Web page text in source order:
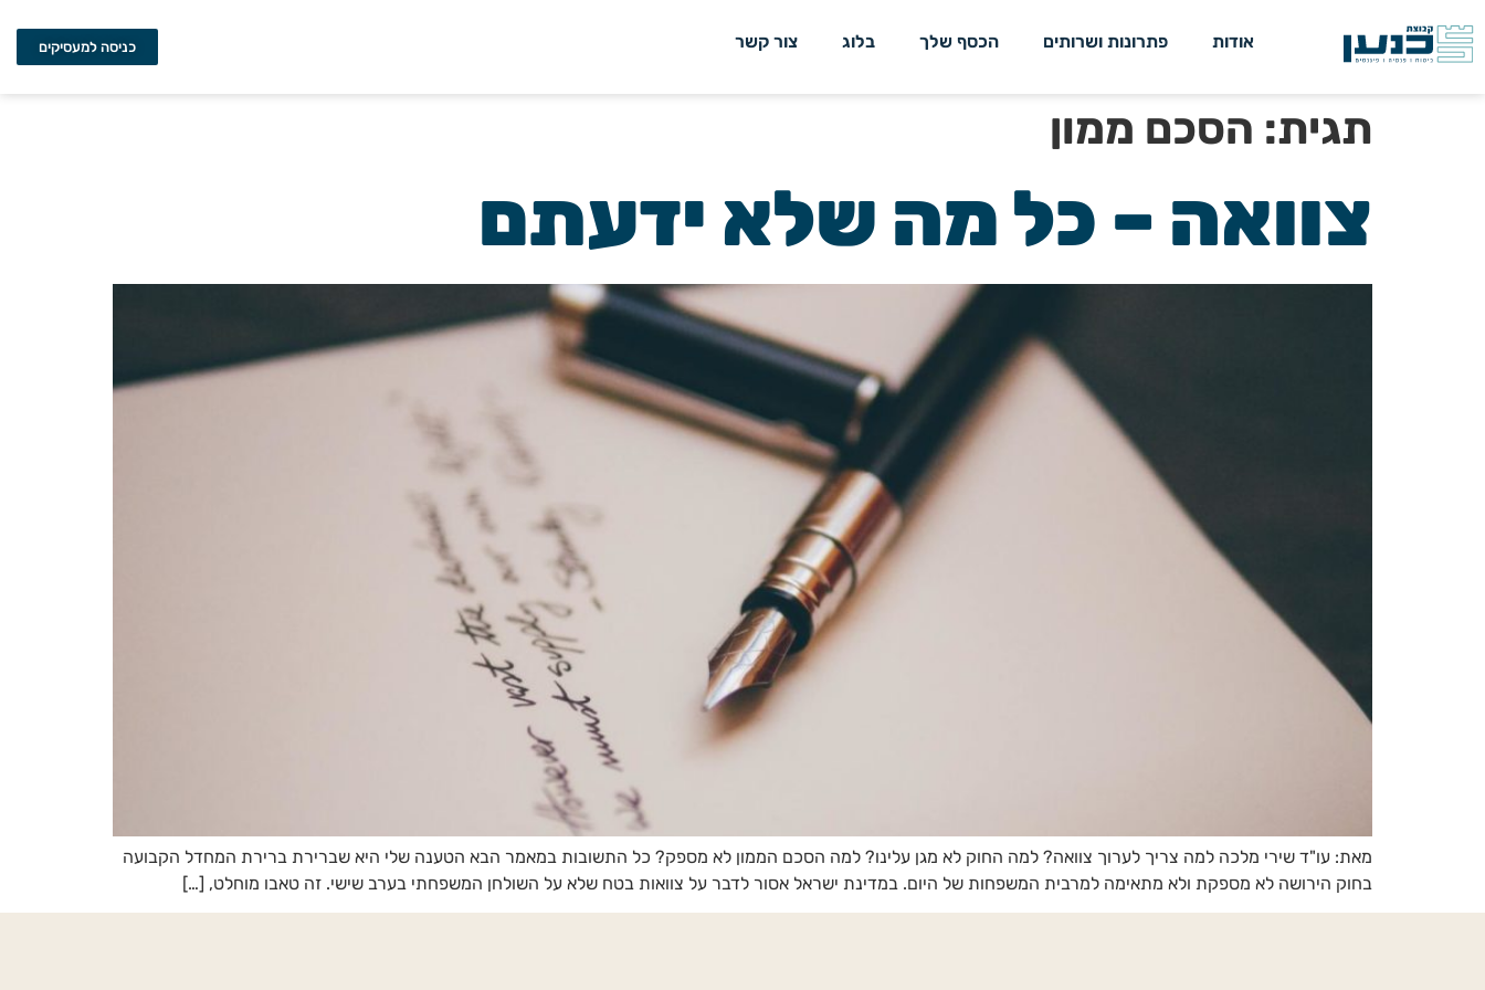
אודות פתרונות ושרותים הכסף שלך בלוג צור קשר כניסה למעסיקים
תגית: הסכם ממון
צוואה – כל מה שלא ידעתם
מאת: עו"ד שירי מלכה למה צריך לערוך צוואה? למה החוק לא מגן עלינו? למה הסכם הממון לא מספק? כל התשובות במאמר הבא הטענה שלי היא שברירת ברירת המחדל הקבועה
בחוק הירושה לא מספקת ולא מתאימה למרבית המשפחות של היום. במדינת ישראל אסור לדבר על צוואות בטח שלא על השולחן המשפחתי בערב שישי. זה טאבו מוחלט, […]